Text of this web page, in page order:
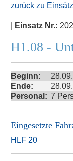
zurück zu
Einsatz Nr.:
H1.08 -
Beginn:
Ende:
Personal: 7
Eingesetzte
HLF 20